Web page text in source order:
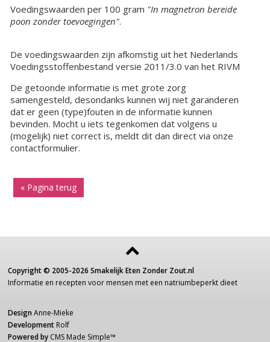
Voedingswaarden per 100 gram "In magnetron bereide
poon zonder toevoegingen".
De voedingswaarden zijn afkomstig uit het Nederlands
Voedingsstoffenbestand versie 2011/3.0 van het RIVM
De getoonde informatie is met grote zorg
samengesteld, desondanks kunnen wij niet garanderen
dat er geen (type)fouten in de informatie kunnen
bevinden. Mocht u iets tegenkomen dat volgens u
(mogelijk) niet correct is, meldt dit dan direct via onze
contactformulier.
« Pagina terug
Copyright © 2005-2026 Smakelijk Eten Zonder Zout.nl
Informatie en recepten voor mensen met een natriumbeperkt dieet
Design Anne-Mieke
Development Rolf
Powered by CMS Made Simple™